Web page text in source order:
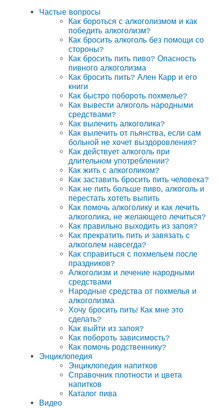
Частые вопросы
Как бороться с алкоголизмом и как
победить алкоголизм?
Как бросить алкоголь без помощи со
стороны?
Как бросить пить пиво? Опасность
пивного алкоголизма
Как бросить пить? Ален Карр и его
книги
Как быстро побороть похмелье?
Как вывести алкоголь народными
средствами?
Как вылечить алкоголика?
Как вылечить от пьянства, если сам
больной не хочет выздоровления?
Как действует алкоголь при
длительном употреблении?
Как жить с алкоголиком?
Как заставить бросить пить человека?
Как не пить больше пиво, алкоголь и
перестать хотеть выпить
Как помочь алкоголику и как лечить
алкоголика, не желающего лечиться?
Как правильно выходить из запоя?
Как прекратить пить и завязать с
алкоголем навсегда?
Как справиться с похмельем после
праздников?
Алкоголизм и лечение народными
средствами
Народные средства от похмелья и
алкоголизма
Хочу бросить пить! Как мне это
сделать?
Как выйти из запоя?
Как побороть зависимость?
Как помочь родственнику?
Энциклопедия
Энциклопедия напитков
Справочник плотности и цвета
напитков
Каталог пива
Видео